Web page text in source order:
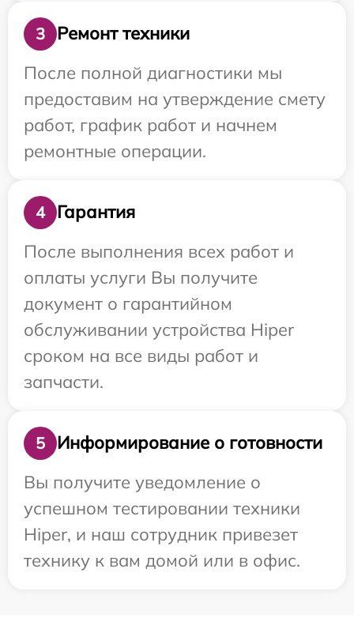
3
Ремонт техники
После полной диагностики мы
предоставим на утверждение смету
работ, график работ и начнем
ремонтные операции.
4
Гарантия
После выполнения всех работ и
оплаты услуги Вы получите
документ о гарантийном
обслуживании устройства Hiper
сроком на все виды работ и
запчасти.
5
Информирование о готовности
Вы получите уведомление о
успешном тестировании техники
Hiper, и наш сотрудник привезет
технику к вам домой или в офис.